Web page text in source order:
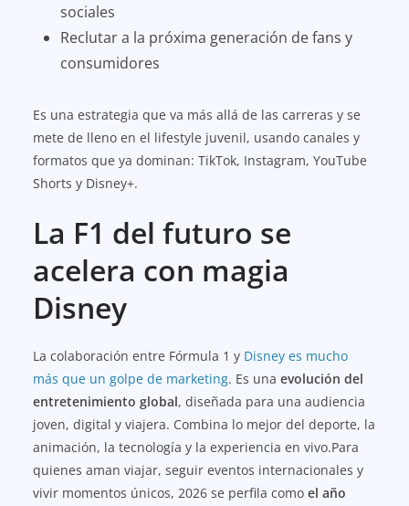
sociales
Reclutar a la próxima generación de fans y
consumidores
Es una estrategia que va más allá de las carreras y se
mete de lleno en el lifestyle juvenil, usando canales y
formatos que ya dominan: TikTok, Instagram, YouTube
Shorts y Disney+.
La F1 del futuro se
acelera con magia
Disney
La colaboración entre Fórmula 1 y Disney es mucho
más que un golpe de marketing. Es una evolución del
entretenimiento global, diseñada para una audiencia
joven, digital y viajera. Combina lo mejor del deporte, la
animación, la tecnología y la experiencia en vivo.Para
quienes aman viajar, seguir eventos internacionales y
vivir momentos únicos, 2026 se perfila como el año